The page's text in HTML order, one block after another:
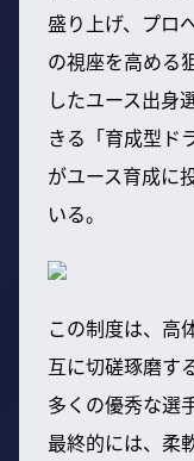
盛り上げ、プロ
の視座を高める
したユース出身
きる「育成型ド
がユース育成に
いる。
この制度は、高
互に切磋琢磨す
多くの優秀な選
最終的には、柔